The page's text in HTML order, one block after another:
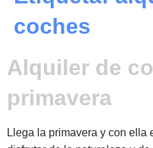
coches
Alquiler de
primavera
Llega la primavera y con ella